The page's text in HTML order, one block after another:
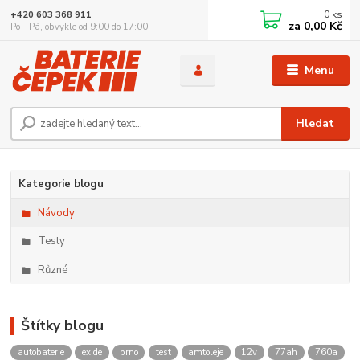
Menu
Hledat
+420 603 368 911
Po - Pá, obvykle od 9:00 do 17:00
0 ks
za 0,00 Kč
Kategorie blogu
Návody
Testy
Různé
Štítky blogu
autobaterie exide brno test amtoleje 12v 77ah
760a